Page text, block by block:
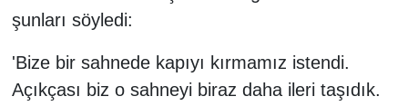
şunları söyledi:
'Bize bir sahnede kapıyı kırmamız istendi.
Açıkçası biz o sahneyi biraz daha ileri taşıdık.